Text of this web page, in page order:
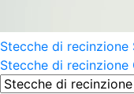
Stecche di recinzione
Stecche di recinzione